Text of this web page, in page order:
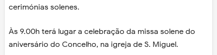
cerimónias solenes.
Às 9.00h terá lugar a celebração da missa solene do
aniversário do Concelho, na igreja de S. Miguel.